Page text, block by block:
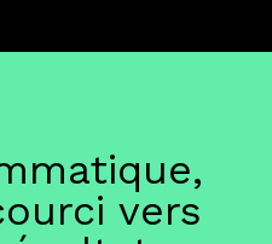
vers